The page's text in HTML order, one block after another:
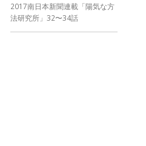
2017南日本新聞連載「陽気な方
法研究所」32〜34話